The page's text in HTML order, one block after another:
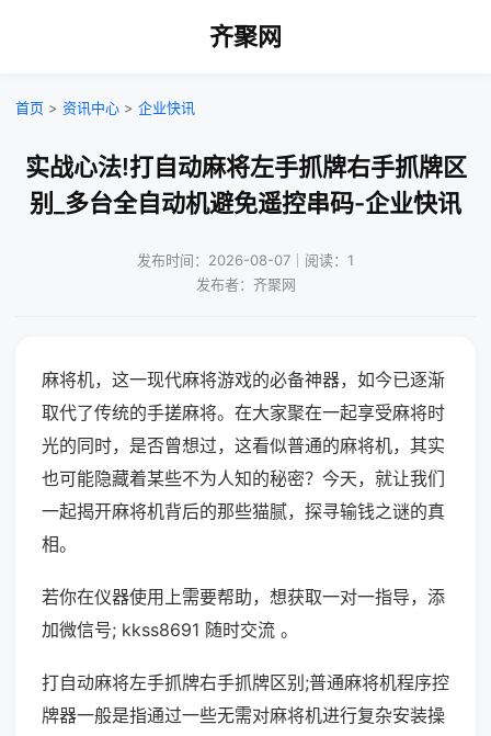
齐聚网
首页 > 资讯中心 > 企业快讯
实战心法!打自动麻将左手抓牌右手抓牌区
别_多台全自动机避免遥控串码-企业快讯
发布时间：2026-08-07｜阅读：1
发布者：齐聚网
麻将机，这一现代麻将游戏的必备神器，如今已逐渐
取代了传统的手搓麻将。在大家聚在一起享受麻将时
光的同时，是否曾想过，这看似普通的麻将机，其实
也可能隐藏着某些不为人知的秘密？今天，就让我们
一起揭开麻将机背后的那些猫腻，探寻输钱之谜的真
相。
若你在仪器使用上需要帮助，想获取一对一指导，添
加微信号; kkss8691 随时交流 。
打自动麻将左手抓牌右手抓牌区别;普通麻将机程序控
牌器一般是指通过一些无需对麻将机进行复杂安装操